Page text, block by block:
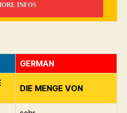
INFOS
GERMAN
DIE MENGE VON